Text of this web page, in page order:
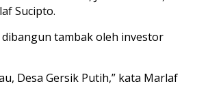
Sucipto.
tambak oleh investor
Desa Gersik Putih,” kata Marlaf